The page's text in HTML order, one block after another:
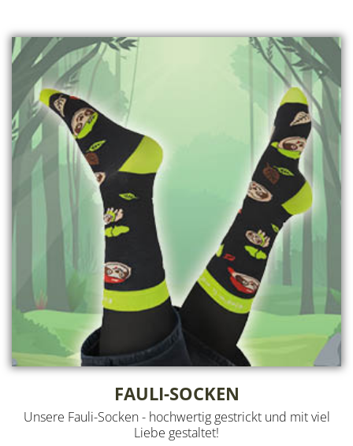
FAULI-SOCKEN
Unsere Fauli-Socken - hochwertig gestrickt und mit viel
Liebe gestaltet!